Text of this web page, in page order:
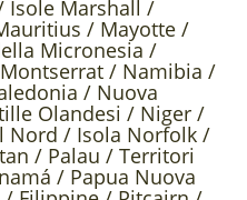
Isole Marshall /
/ Mayotte /
Micronesia /
Montserrat / Namibia /
/ Nuova
Olandesi / Niger /
Nord / Isola Norfolk /
/ Palau / Territori
/ Papua Nuova